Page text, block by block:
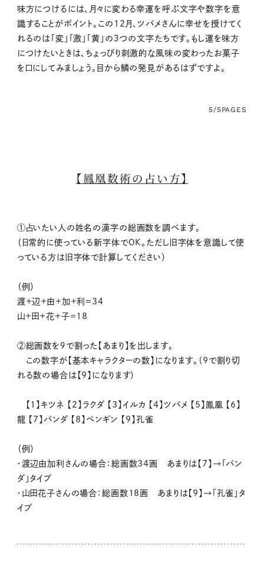
味方につけるには、月々に変わる幸運を呼ぶ文字や数字を意
識することがポイント。この12月、ツバメさんに幸せを授けてく
れるのは「変」「激」「黄」の３つの文字たちです。もし運を味方
につけたいときは、ちょっぴり刺激的な風味の変わったお菓子
を口にしてみましょう。目から鱗の発見があるはずですよ。
5/5PAGES
【鳳凰数術の占い方】
①占いたい人の姓名の漢字の総画数を調べます。
（日常的に使っている新字体でOK。ただし旧字体を意識して使
っている方は旧字体で計算してください）
（例）
渡＋辺＋由＋加＋利＝34
山＋田＋花＋子＝18
②総画数を９で割った【あまり】を出します。
この数字が【基本キャラクターの数】になります。（9で割り切
れる数の場合は【9】になります）
【1】キツネ 【2】ラクダ 【3】イルカ 【4】ツバメ 【5】鳳凰 【6】
龍 【7】パンダ 【8】ペンギン 【9】孔雀
（例）
・渡辺由加利さんの場合：総画数34画 あまりは【7】→「パン
ダ」タイプ
・山田花子さんの場合：総画数18画 あまりは【9】→「孔雀」タ
イプ